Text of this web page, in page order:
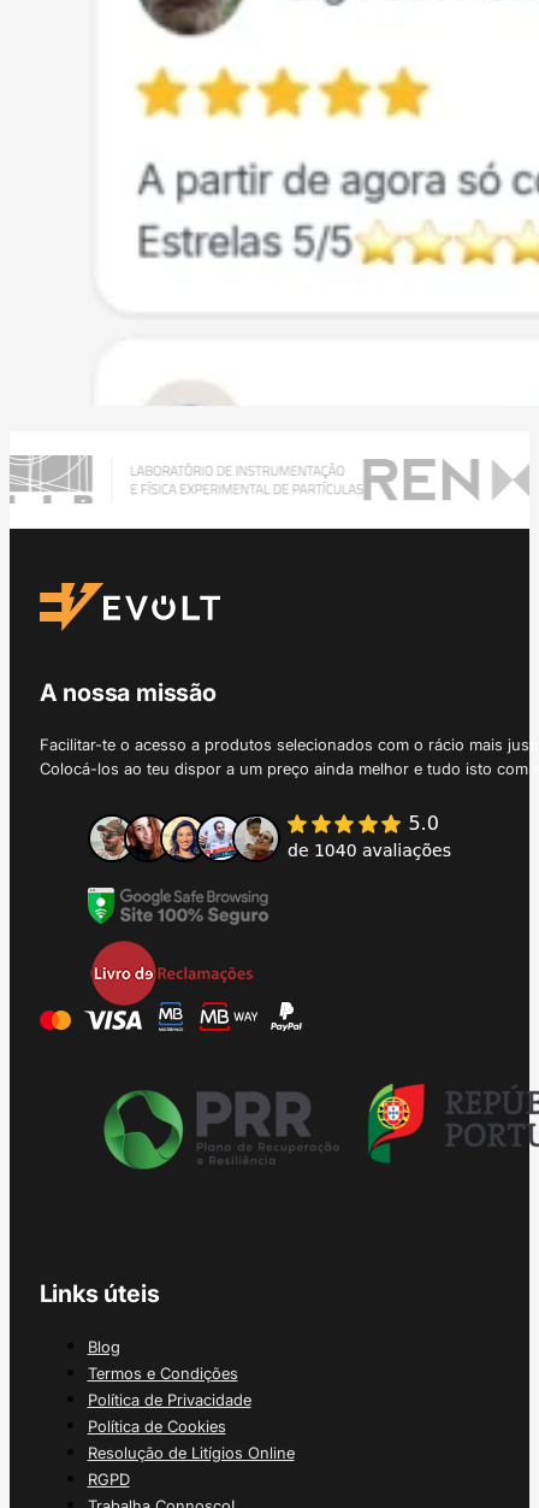
A nossa missão
Facilitar-te o acesso a produtos selecionados com o rácio mais
Colocá-los ao teu dispor a um preço ainda melhor e tudo isto
Links úteis
Blog
Termos e Condições
Política de Privacidade
Política de Cookies
Resolução de Litígios Online
RGPD